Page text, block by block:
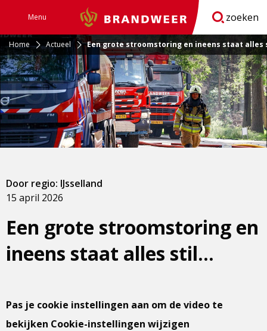
Menu Brandweer zoeken
Home Actueel Een grote stroomstoring en ineens staat
Een grote stroomstoring en
ineens staat alles stil…
15 april 2026
Door regio: IJsselland
Pas je cookie instellingen aan om de video te
bekijken Cookie-instellingen wijzigen